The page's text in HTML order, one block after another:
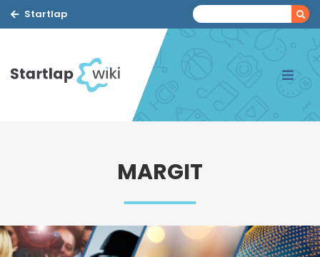
Startlap
MARGIT